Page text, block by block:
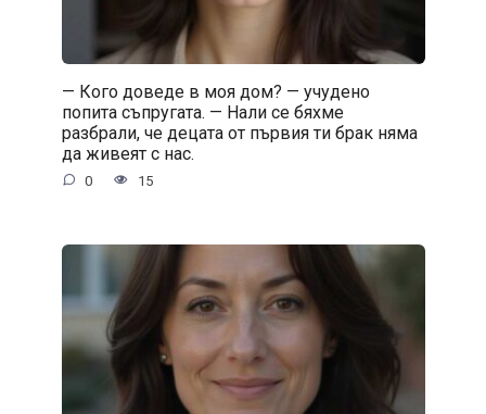
— Кого доведе в моя дом? — учудено
попита съпругата. — Нали се бяхме
разбрали, че децата от първия ти брак няма
да живеят с нас.
0 15